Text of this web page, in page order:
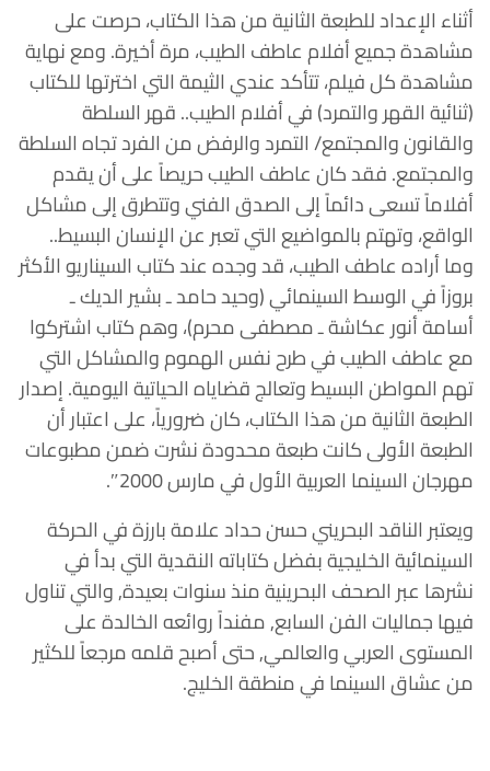
أثناء الإعداد للطبعة الثانية من هذا الكتاب، حرصت على
مشاهدة جميع أفلام عاطف الطيب، مرة أخيرة. ومع نهاية
مشاهدة كل فيلم، تتأكد عندي الثيمة التي اخترتها للكتاب
(ثنائية القهر والتمرد) في أفلام الطيب.. قهر السلطة
والقانون والمجتمع/ التمرد والرفض من الفرد تجاه السلطة
والمجتمع. فقد كان عاطف الطيب حريصاً على أن يقدم
أفلاماً تسعى دائماً إلى الصدق الفني وتتطرق إلى مشاكل
الواقع، وتهتم بالمواضيع التي تعبر عن الإنسان البسيط..
وما أراده عاطف الطيب، قد وجده عند كتاب السيناريو الأكثر
بروزاً في الوسط السينمائي (وحيد حامد ـ بشير الديك ـ
أسامة أنور عكاشة ـ مصطفى محرم)، وهم كتاب اشتركوا
مع عاطف الطيب في طرح نفس الهموم والمشاكل التي
تهم المواطن البسيط وتعالج قضاياه الحياتية اليومية. إصدار
الطبعة الثانية من هذا الكتاب، كان ضرورياً، على اعتبار أن
الطبعة الأولى كانت طبعة محدودة نشرت ضمن مطبوعات
مهرجان السينما العربية الأول في مارس 2000″.
ويعتبر الناقد البحريني حسن حداد علامة بارزة في الحركة
السينمائية الخليجية بفضل كتاباته النقدية التي بدأ في
نشرها عبر الصحف البحرينية منذ سنوات بعيدة, والتي تناول
فيها جماليات الفن السابع, مفنداً روائعه الخالدة على
المستوى العربي والعالمي, حتى أصبح قلمه مرجعاً للكثير
من عشاق السينما في منطقة الخليج.